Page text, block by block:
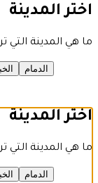
اختر المدينة
ما هي المدينة التي
الدمام
اختر المدينة
ما هي المدينة التي
الدمام